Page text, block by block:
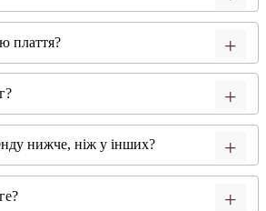
плаття?
нижче, ніж у інших?